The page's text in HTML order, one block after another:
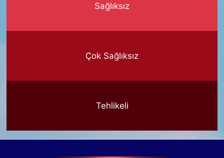
Sağlıksız
Çok Sağlıksız
Tehlikeli